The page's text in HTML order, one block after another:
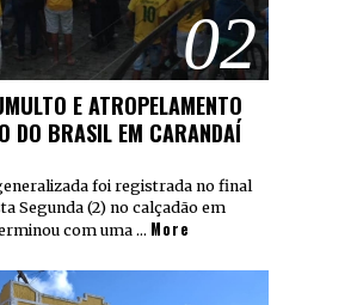
02
E ATROPELAMENTO
DO BRASIL EM CARANDAÍ
foi registrada no final
Segunda (2) no calçadão em
com uma … More